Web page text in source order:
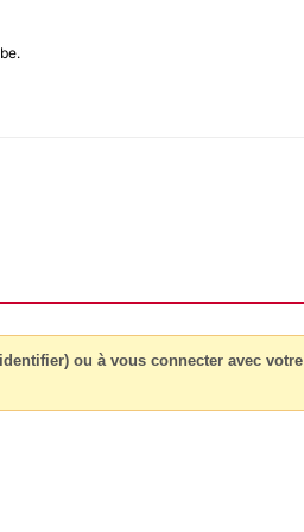
ou à vous connecter avec votre